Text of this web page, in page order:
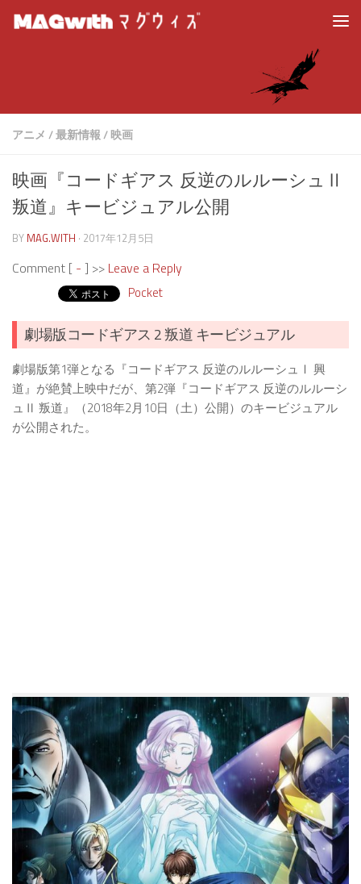
アニメ /最新情報/映画
映画『コードギアス 反逆のルルーシュⅡ
叛道』キービジュアル公開
BY MAG.WITH · 2017年12月5日
Comment [ - ] >> Leave a Reply
Pocket
劇場版コードギアス 2 叛道 キービジュアル
劇場版第1弾となる『コードギアス 反逆のルルーシュⅠ 興
道』が絶賛上映中だが、第2弾『コードギアス 反逆のルルーシ
ュⅡ 叛道』（2018年2月10日（土）公開）のキービジュアル
が公開された。